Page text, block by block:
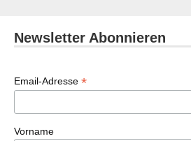
Newsletter Abonnieren
Email-Adresse *
Vorname